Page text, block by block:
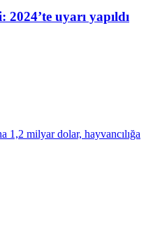
uyarı yapıldı
1,2 milyar dolar, hayvancılığa